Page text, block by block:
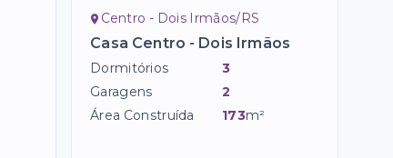
Centro - Dois Irmãos/RS
Casa Centro - Dois Irmãos
Dormitórios
3
Garagens
2
Área Construída
173m²